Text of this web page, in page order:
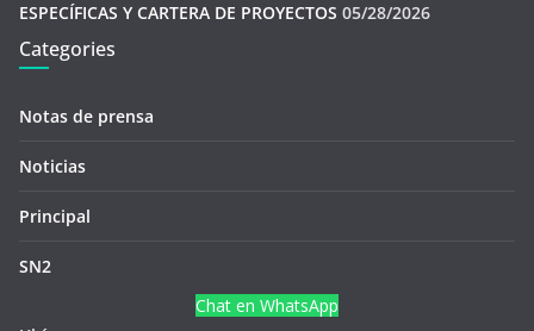
ESPECÍFICAS Y CARTERA DE PROYECTOS 05/28/2026
Categories
Notas de prensa
Noticias
Principal
SN2
Chat en WhatsApp